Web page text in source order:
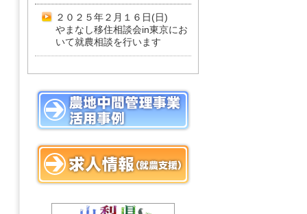
２０２５年２月１６日(日)
やまなし移住相談会in東京にお
いて就農相談を行います